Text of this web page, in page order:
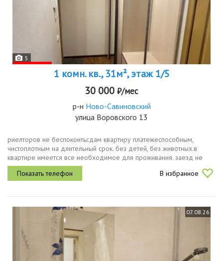
5
1 комн. кв., 31м², этаж 1/5
30 000 ₽/мес
р-н Ново-Савиновский
улица Воровского 13
риелторов не беспокоитьсдам квартиру платежеспособным,
чистоплотным на длительный срок. без детей, без животных.в
квартире имеется все необходимое для проживания. заезд не
ранее 19го августа. пишите в приложении, на звонки не отвечаю .
30000 жкх
В избранное
07.08.26